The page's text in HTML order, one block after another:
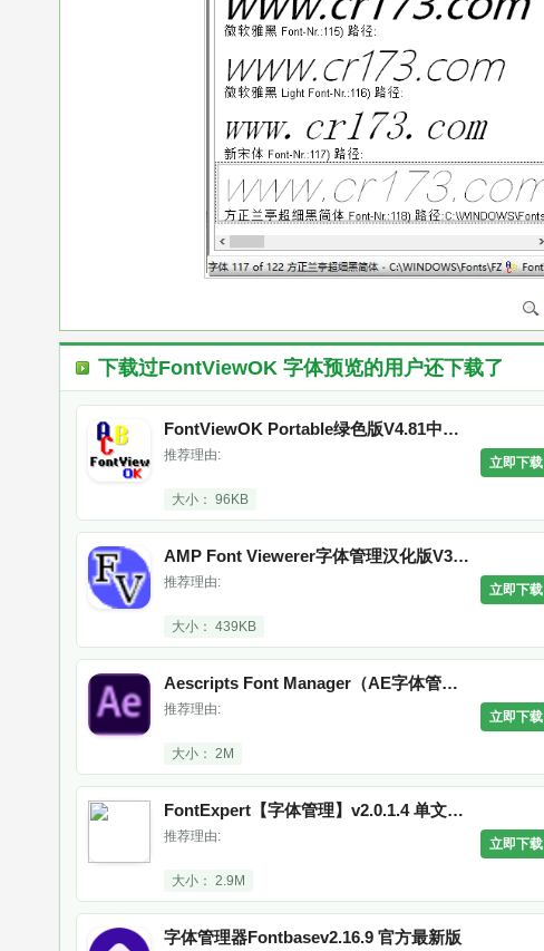
下载过FontViewOK 字体预览的用户还下载了
FontViewOK Portable绿色版V4.81中文免安装便携版
推荐理由:
大小： 96KB
立即下载
AMP Font Viewerer字体管理汉化版V3.81绿色中文版
推荐理由:
大小： 439KB
立即下载
Aescripts Font Manager（AE字体管理）
推荐理由:
大小： 2M
立即下载
FontExpert【字体管理】v2.0.1.4 单文件版
推荐理由:
大小： 2.9M
立即下载
字体管理器Fontbasev2.16.9 官方最新版